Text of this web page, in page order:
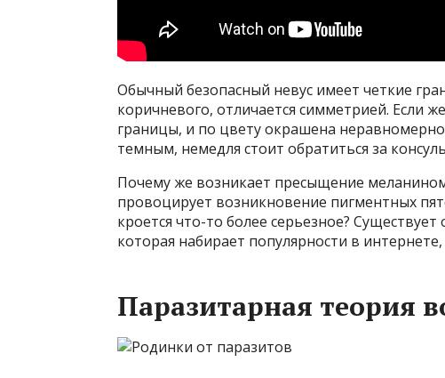
Обычный безопасный невус имеет четкие
коричневого, отличается симметрией. Если
границы, и по цвету окрашена
темным, немедля стоит обратиться за
Почему же возникает пресыщение
провоцирует возникновение пигментных
кроется что-то более серьезное?
которая набирает популярности в
Паразитарная теория